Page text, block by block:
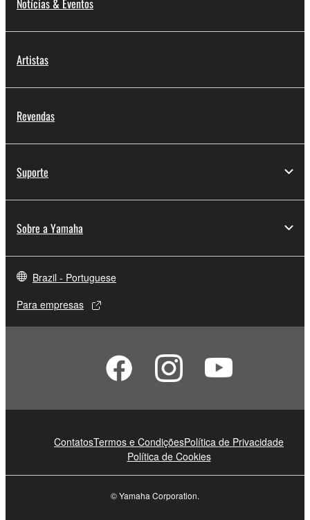
Artistas
Revendas
Suporte
Sobre a Yamaha
Brazil - Portuguese
Para empresas
ContatosTermos e CondiçõesPolítica de Privacidade
Política de Cookies
© Yamaha Corporation.